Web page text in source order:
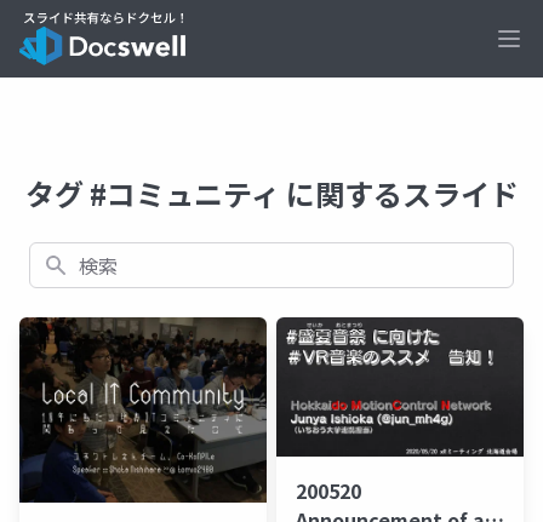
タグ #コミュニティ に関するスライド
検索
200520